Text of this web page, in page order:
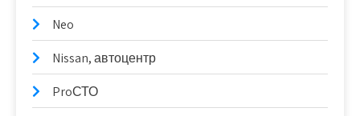
Neo
Nissan, автоцентр
ProСТО